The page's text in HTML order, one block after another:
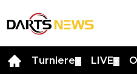
Turniere LIVE